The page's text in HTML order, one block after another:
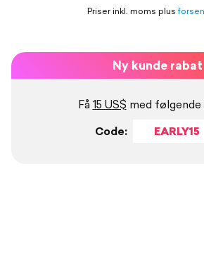
Priser inkl. moms plus
Ny kunde rabat
Få 15 US$ med følgende
Code:
EARLY15